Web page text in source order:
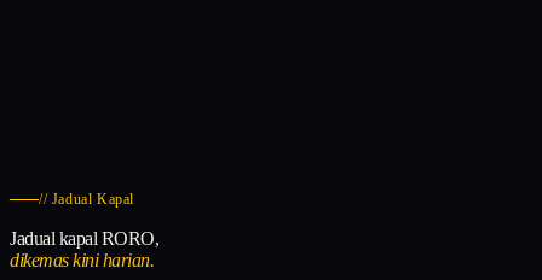
// Jadual Kapal
Jadual kapal RORO,
dikemas kini harian.